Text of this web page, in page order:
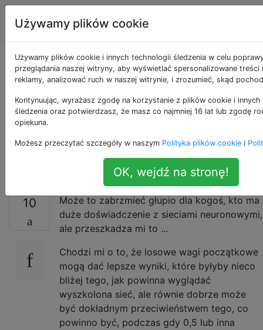
Sztuczna
inteligencja
Dlaczego
początkowe wagi w
sieci neuronowej są
10
Może to zabrzmieć głupio dla kogoś, kto ma
duże doświadczenie z sieciami neuronowymi,
ale przeszkadza mi to ...
Chodzi mi o to, że losowe wagi początkowe
mogą dać lepsze wyniki, które byłyby nieco
bliżej tego, jak powinna wyglądać
wyszkolona sieć, ale równie dobrze może
być dokładnym przeciwieństwem tego, co
powinno być, podczas gdy 0,5 lub inna
Używamy plików cookie
Używamy plików cookie i innych technologii śledzenia w celu
przeglądania naszej witryny, aby wyświetlać spersonalizowane treści
reklamy, analizować ruch w naszej witrynie, i zrozumieć, skąd
Kontynuując, wyrażasz zgodę na korzystanie z plików cookie i
śledzenia oraz potwierdzasz, że masz co najmniej 16 lat lub zgodę
opiekuna.
Możesz przeczytać szczegóły w naszym Polityka plików cookie i
OK, wejdź na stronę!